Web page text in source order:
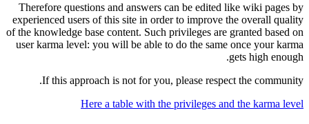
Therefore questions and answers can be edited like wiki pages by
experienced users of this site in order to improve the overall quality
of the knowledge base content. Such privileges are granted based on
user karma level: you will be able to do the same once your karma
gets high enough.
If this approach is not for you, please respect the community.
Here a table with the privileges and the karma level